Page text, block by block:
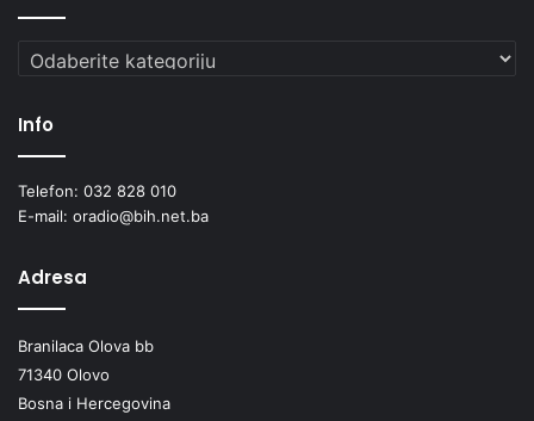
Kategorije
Info
Telefon: 032 828 010
E-mail: oradio@bih.net.ba
Adresa
Branilaca Olova bb
71340 Olovo
Bosna i Hercegovina